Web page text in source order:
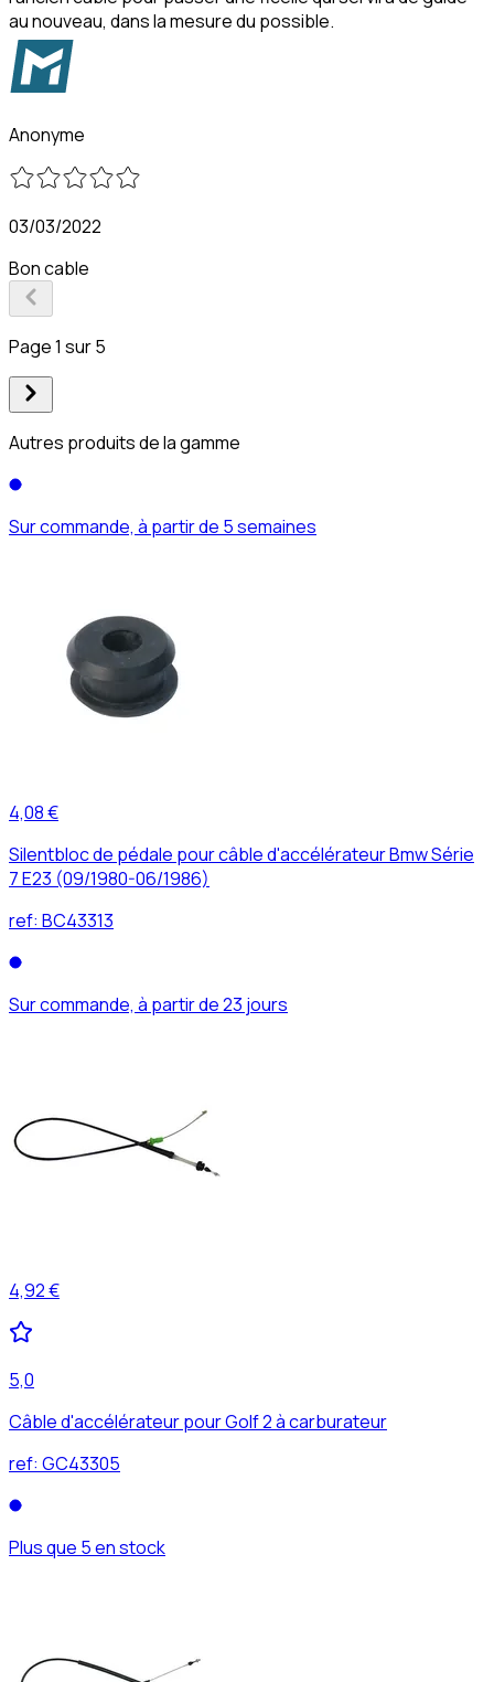
au nouveau, dans la mesure du possible.
Anonyme
03/03/2022
Bon cable
Page 1 sur 5
Autres produits de la gamme
Sur commande, à partir de 5 semaines
4,08 €
Silentbloc de pédale pour câble d'accélérateur Bmw Série
7 E23 (09/1980-06/1986)
ref: BC43313
Sur commande, à partir de 23 jours
4,92 €
5,0
Câble d'accélérateur pour Golf 2 à carburateur
ref: GC43305
Plus que 5 en stock